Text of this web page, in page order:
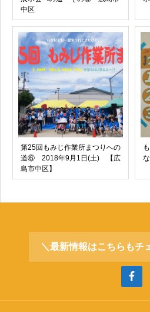
中区
第25回もみじ作業所まつりへの
道⑥ 2018年9月1日(土) 【広
島市中区】
＼最新情報はこちらもチ